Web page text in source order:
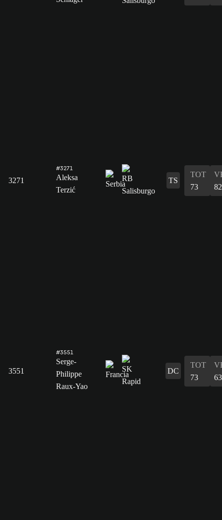
3271
#3271
Aleksa
Terzić
TS
TOT
73
82
3551
#3551
Serge-
Philippe
Raux-Yao
DC
TOT
73
63